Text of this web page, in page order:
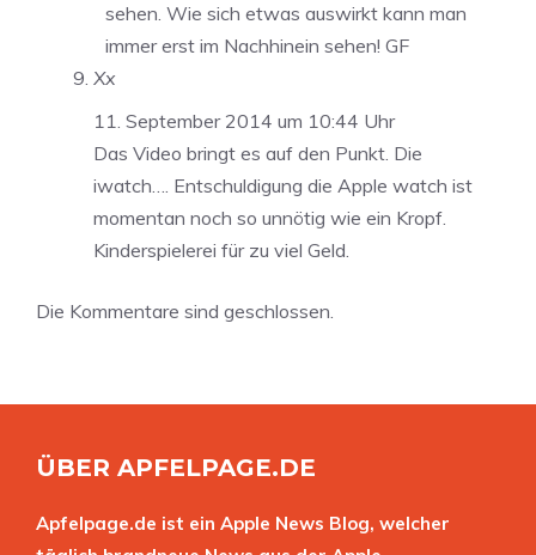
sehen. Wie sich etwas auswirkt kann man
immer erst im Nachhinein sehen! GF
Xx
11. September 2014 um 10:44 Uhr
Das Video bringt es auf den Punkt. Die
iwatch…. Entschuldigung die Apple watch ist
momentan noch so unnötig wie ein Kropf.
Kinderspielerei für zu viel Geld.
Die Kommentare sind geschlossen.
ÜBER APFELPAGE.DE
Apfelpage.de ist ein Apple News Blog, welcher